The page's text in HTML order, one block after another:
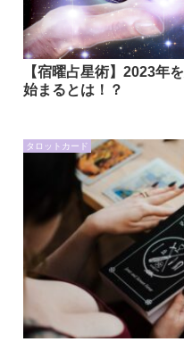
【宿曜占星術】2023年
始まるとは！？
タロットカード